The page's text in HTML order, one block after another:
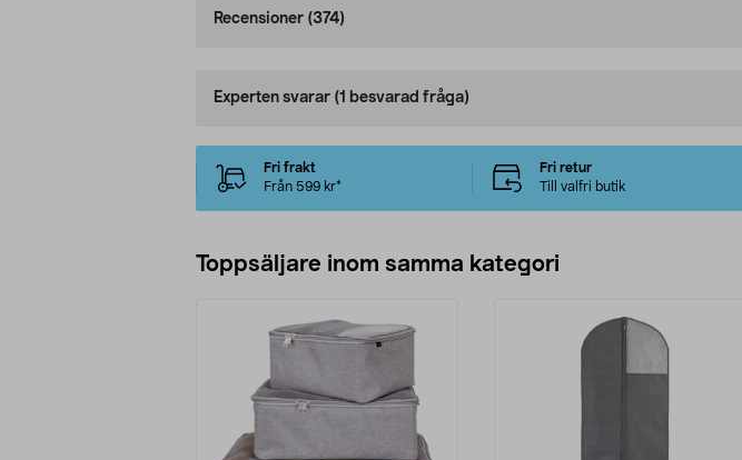
Recensioner (374)
Experten svarar (1 besvarad fråga)
Fri frakt
Från 599 kr*
Fri retur
Till valfri butik
Toppsäljare inom samma kategori